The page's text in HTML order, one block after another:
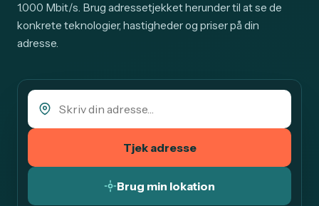
1.000 Mbit/s. Brug adressetjekket herunder til at se de
konkrete teknologier, hastigheder og priser på din
adresse.
Tjek adresse
Brug min lokation